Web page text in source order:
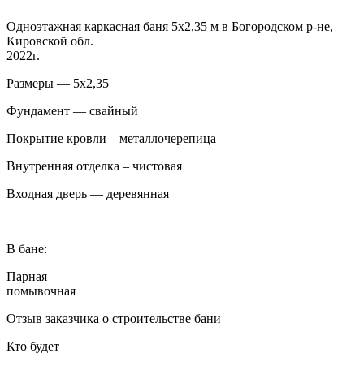
Одноэтажная каркасная баня 5х2,35 м в Богородском р-не,
Кировской обл.
2022г.
Размеры — 5х2,35
Фундамент — свайный
Покрытие кровли – металлочерепица
Внутренняя отделка – чистовая
Входная дверь — деревянная
В бане:
Парная
помывочная
Отзыв заказчика о строительстве бани
Кто будет